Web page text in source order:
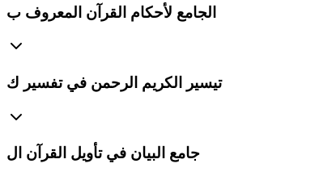
الجامع لأحكام القرآن المعروف ب
تيسير الكريم الرحمن في تفسير ك
جامع البيان في تأويل القرآن ال